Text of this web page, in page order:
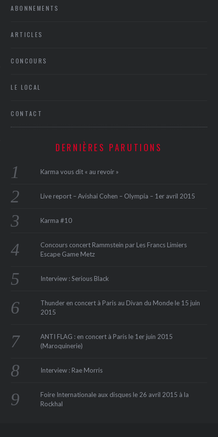
ABONNEMENTS
ARTICLES
CONCOURS
LE LOCAL
CONTACT
DERNIÈRES PARUTIONS
Karma vous dit « au revoir »
Live report – Avishai Cohen – Olympia – 1er avril 2015
Karma #10
Concours concert Rammstein par Les Francs Limiers
Escape Game Metz
Interview : Serious Black
Thunder en concert à Paris au Divan du Monde le 15 juin
2015
ANTI FLAG : en concert à Paris le 1er juin 2015
(Maroquinerie‏)
Interview : Rae Morris
Foire Internationale aux disques le 26 avril 2015 à la
Rockhal